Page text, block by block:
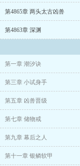
第4865章 两头太古凶兽
第4863章 深渊
第一章 潮汐诀
第三章 小试身手
第五章 凶兽晋级
第七章 储物戒
第九章 幕后之人
第十一章 银鳞软甲